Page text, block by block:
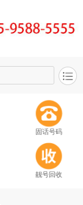
固话号码
靓号回收